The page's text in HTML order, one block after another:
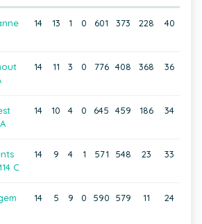
14 13 1 0 601 373 228 40
14 11 3 0 776 408 368 36
14 10 4 0 645 459 186 34
C
14 9 4 1 571 548 23 33
14 5 9 0 590 579 11 24